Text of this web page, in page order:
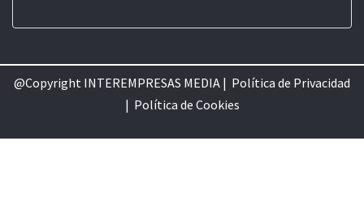
@Copyright INTEREMPRESAS MEDIA | Política de Privacidad
| Política de Cookies